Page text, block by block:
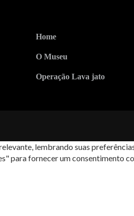
Home
O Museu
Operação Lava jato
lembrando suas
para fornecer um consentimento